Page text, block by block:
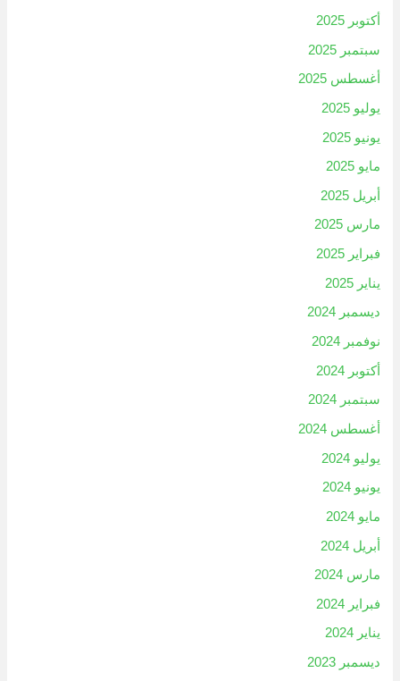
أكتوبر 2025
سبتمبر 2025
أغسطس 2025
يوليو 2025
يونيو 2025
مايو 2025
أبريل 2025
مارس 2025
فبراير 2025
يناير 2025
ديسمبر 2024
نوفمبر 2024
أكتوبر 2024
سبتمبر 2024
أغسطس 2024
يوليو 2024
يونيو 2024
مايو 2024
أبريل 2024
مارس 2024
فبراير 2024
يناير 2024
ديسمبر 2023